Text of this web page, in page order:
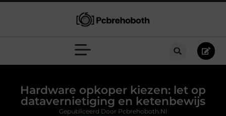
Hardware opkoper kiezen: let op
datavernietiging en ketenbewijs
Gepubliceerd Door Pcbrehoboth.nl